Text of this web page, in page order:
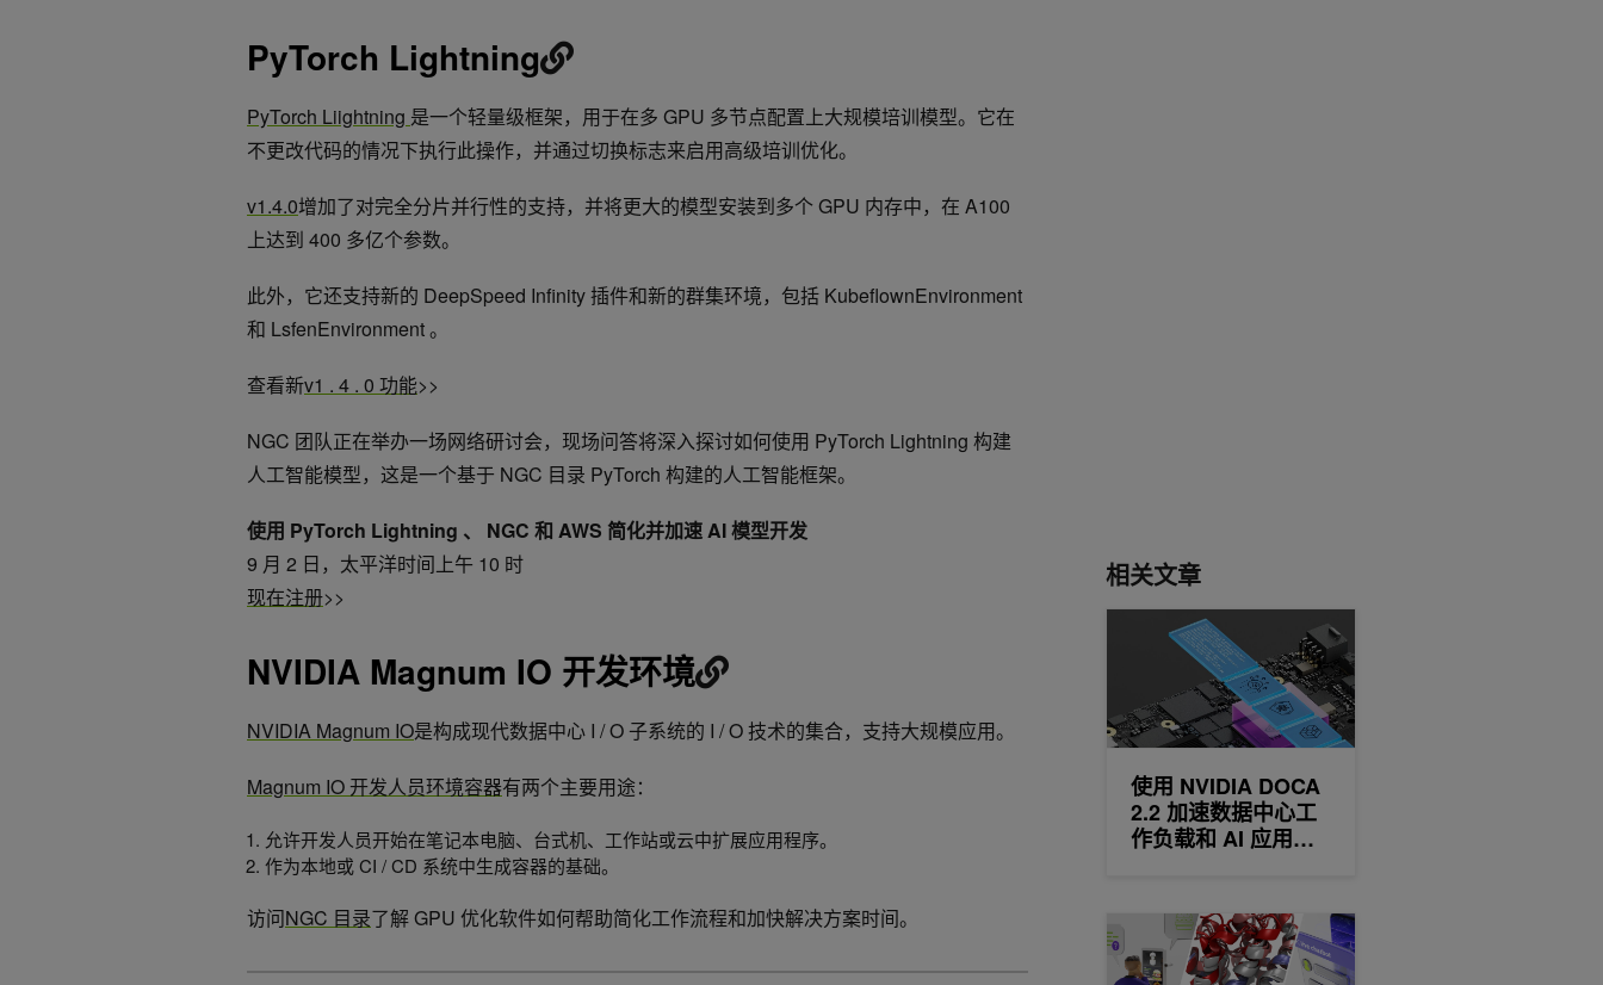
PyTorch Lightning
PyTorch Liightning 是一个轻量级框架，用于在多 GPU 多节点配置上大规模培训模型。它在
不更改代码的情况下执行此操作，并通过切换标志来启用高级培训优化。
v1.4.0增加了对完全分片并行性的支持，并将更大的模型安装到多个 GPU 内存中，在 A100
上达到 400 多亿个参数。
此外，它还支持新的 DeepSpeed Infinity 插件和新的群集环境，包括 KubeflownEnvironment
和 LsfenEnvironment 。
查看新v1 . 4 . 0 功能>>
NGC 团队正在举办一场网络研讨会，现场问答将深入探讨如何使用 PyTorch Lightning 构建
人工智能模型，这是一个基于 NGC 目录 PyTorch 构建的人工智能框架。
使用 PyTorch Lightning 、 NGC 和 AWS 简化并加速 AI 模型开发
9 月 2 日，太平洋时间上午 10 时
现在注册>>
NVIDIA Magnum IO 开发环境
NVIDIA Magnum IO是构成现代数据中心 I / O 子系统的 I / O 技术的集合，支持大规模应用。
Magnum IO 开发人员环境容器有两个主要用途：
允许开发人员开始在笔记本电脑、台式机、工作站或云中扩展应用程序。
作为本地或 CI / CD 系统中生成容器的基础。
访问NGC 目录了解 GPU 优化软件如何帮助简化工作流程和加快解决方案时间。
相关文章
使用 NVIDIA DOCA
2.2 加速数据中心工
作负载和 AI 应用程
使用 NVIDIA DOCA 2.2 加速数据中心工作负载和 AI 应用程序
NGC 的新功能：大型语言模型、数字孪生、数字生物学等 SDK